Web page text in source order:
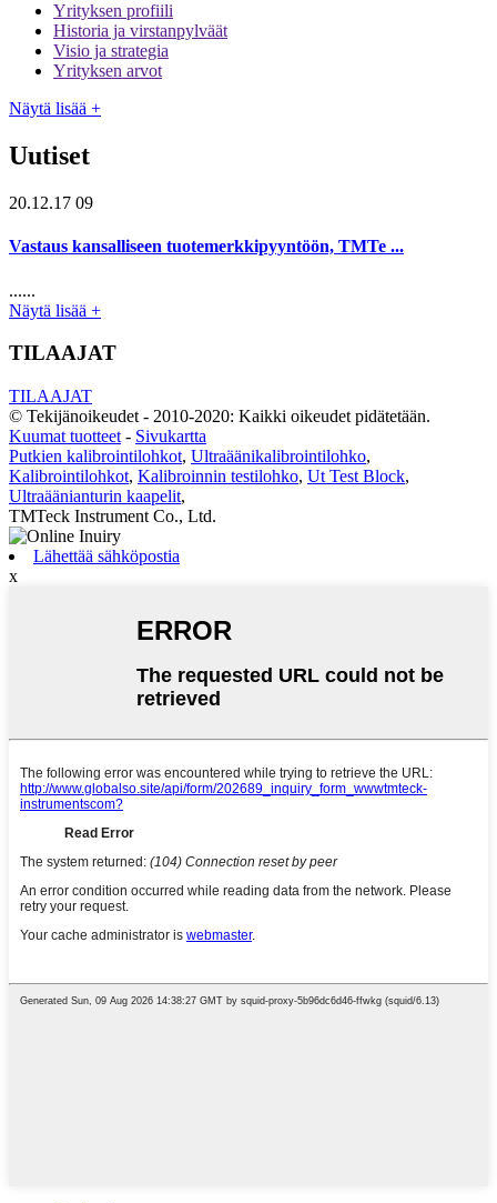
Yrityksen profiili
Historia ja virstanpylväät
Visio ja strategia
Yrityksen arvot
Näytä lisää +
Uutiset
20.12.17 09
Vastaus kansalliseen tuotemerkkipyyntöön, TMTe ...
......
Näytä lisää +
TILAAJAT
TILAAJAT
© Tekijänoikeudet - 2010-2020: Kaikki oikeudet pidätetään.
Kuumat tuotteet - Sivukartta
Putkien kalibrointilohkot, Ultraäänikalibrointilohko,
Kalibrointilohkot, Kalibroinnin testilohko, Ut Test Block,
Ultraäänianturin kaapelit,
TMTeck Instrument Co., Ltd.
Lähettää sähköpostia
x